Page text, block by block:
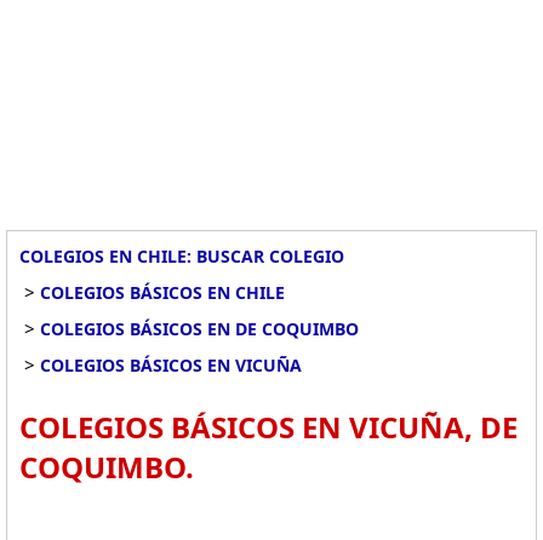
COLEGIOS EN CHILE: BUSCAR COLEGIO
> COLEGIOS BÁSICOS EN CHILE
> COLEGIOS BÁSICOS EN DE COQUIMBO
> COLEGIOS BÁSICOS EN VICUÑA
COLEGIOS BÁSICOS EN VICUÑA, DE
COQUIMBO.